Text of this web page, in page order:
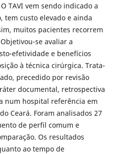
TAVI vem sendo indicado a
tem custo elevado e ainda
muitos pacientes recorrem
se avaliar a
efetividade e benefícios
à técnica cirúrgica. Trata-
precedido por revisão
documental, retrospectiva
num hospital referência em
Ceará. Foram analisados 27
de perfil comum e
Os resultados
ao tempo de